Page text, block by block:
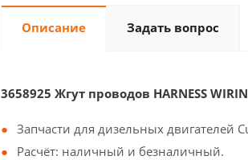
Описание Задать вопрос
3658925 Жгут проводов HARNESS
Запчасти для дизельных двигателей
Расчёт: наличный и безналичный.